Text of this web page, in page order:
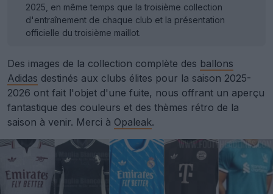
2025, en même temps que la troisième collection
d'entraînement de chaque club et la présentation
officielle du troisième maillot.
Des images de la collection complète des ballons
Adidas destinés aux clubs élites pour la saison 2025-
2026 ont fait l'objet d'une fuite, nous offrant un aperçu
fantastique des couleurs et des thèmes rétro de la
saison à venir. Merci à Opaleak.